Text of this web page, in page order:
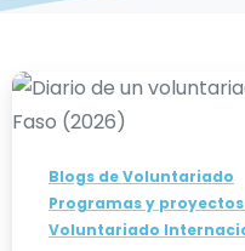
Blogs de Voluntariado
Programas y
Voluntariado